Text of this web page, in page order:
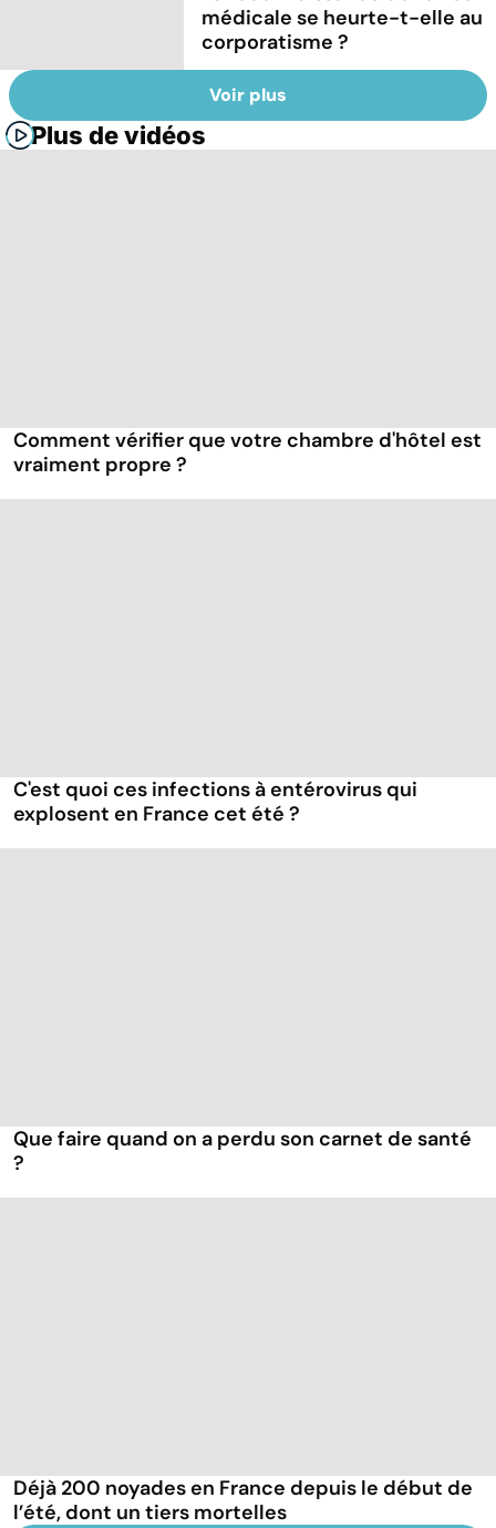
médicale se heurte-t-elle au
corporatisme ?
Voir plus
Plus de vidéos
Comment vérifier que votre chambre d'hôtel est
vraiment propre ?
C'est quoi ces infections à entérovirus qui
explosent en France cet été ?
Que faire quand on a perdu son carnet de santé
?
Déjà 200 noyades en France depuis le début de
l’été, dont un tiers mortelles